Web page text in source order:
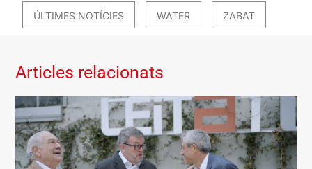
ÚLTIMES NOTÍCIES WATER ZABAT
Articles relacionats